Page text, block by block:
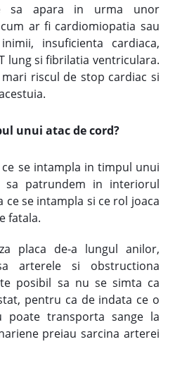
sa apara in urma unor
ar fi cardiomiopatia sau
insuficienta cardiaca,
lung si fibrilatia ventriculara.
riscul de stop cardiac si
unui atac de cord?
se intampla in timpul unui
sa patrundem in interiorul
se intampla si ce rol joaca
fatala.
placa de-a lungul anilor,
arterele si obstructiona
posibil sa nu se simta ca
pentru ca de indata ce o
poate transporta sange la
preiau sarcina arterei